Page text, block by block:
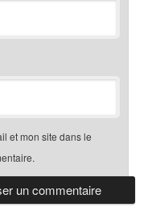
et mon site dans le